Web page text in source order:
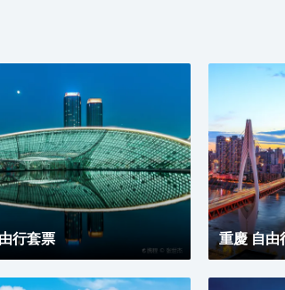
的設施以及標準化、人性化的服務。
行套票 重慶 自由